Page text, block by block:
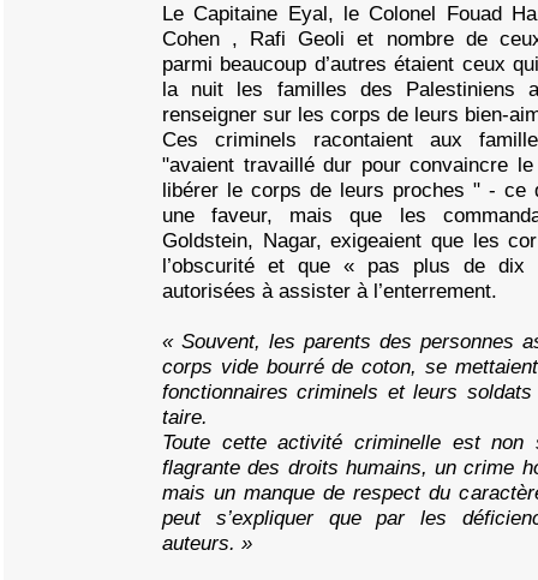
Le Capitaine Eyal, le Colonel Fouad
Cohen , Rafi Geoli et nombre de
parmi beaucoup d’autres étaient ceux
la nuit les familles des Palestiniens
renseigner sur les corps de leurs bien-
Ces criminels racontaient aux
"avaient travaillé dur pour convaincre
libérer le corps de leurs proches " - ce
une faveur, mais que les
Goldstein, Nagar, exigeaient que les
l’obscurité et que « pas plus de dix
autorisées à assister à l’enterrement.
« Souvent, les parents des personnes
corps vide bourré de coton, se
fonctionnaires criminels et leurs
taire.
Toute cette activité criminelle est non
flagrante des droits humains, un crime
mais un manque de respect du
peut s’expliquer que par les
auteurs. »